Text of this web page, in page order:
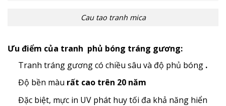
Cau tao tranh mica
Ưu điểm của tranh phủ bóng tráng gương:
Tranh tráng gương có chiều sâu và độ phủ bóng .
Độ bền màu rất cao trên 20 năm
Đặc biệt, mực in UV phát huy tối đa khả năng hiển